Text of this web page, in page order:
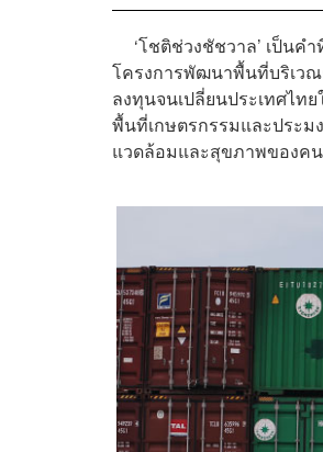
‘โชติช่วงชัชวาล’ เป็นคำ
โครงการพัฒนาพื้นที่บริเวณ
ลงทุนจนเปลี่ยนประเทศไท
พื้นที่เกษตรกรรมและประ
แวดล้อมและสุขภาพของค